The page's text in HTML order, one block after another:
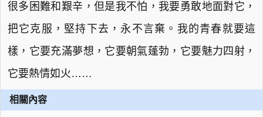
很多困難和艱辛，但是我不怕，我要勇敢地面對它，
把它克服，堅持下去，永不言棄。我的青春就要這
樣，它要充滿夢想，它要朝氣蓬勃，它要魅力四射，
它要熱情如火……
相關內容